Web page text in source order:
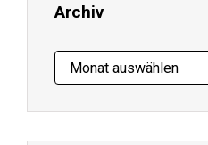
Archiv
Archiv